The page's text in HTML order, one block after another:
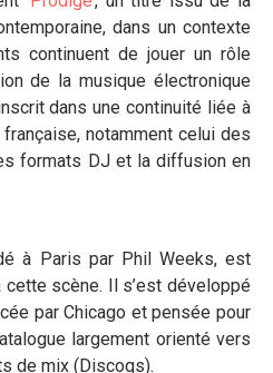
dans un contexte
continuent de jouer un rôle
de la musique électronique
dans une continuité liée à
notamment celui des
formats DJ et la diffusion en
à Paris par Phil Weeks, est
scène. Il s’est développé
par Chicago et pensée pour
largement orienté vers
de mix (Discogs).